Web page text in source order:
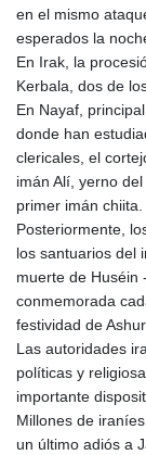
en el mismo
esperados la
En Irak, la
Kerbala, dos de
En Nayaf,
donde han
clericales, el
imán Alí, yerno
primer imán chiita.
Posteriormente,
los santuarios del
muerte de Huséin
conmemorada
festividad de
Las autoridades
políticas y
importante
Millones de
un último adiós a